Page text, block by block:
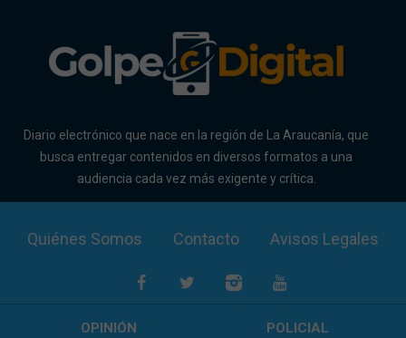
Diario electrónico que nace en la región de La Araucanía, que
busca entregar contenidos en diversos formatos a una
audiencia cada vez más exigente y crítica.
Quiénes Somos Contacto Avisos Legales
OPINIÓN
POLICIAL